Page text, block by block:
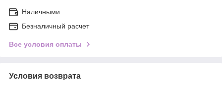
Наличными
Безналичный расчет
Все условия оплаты
Условия возврата